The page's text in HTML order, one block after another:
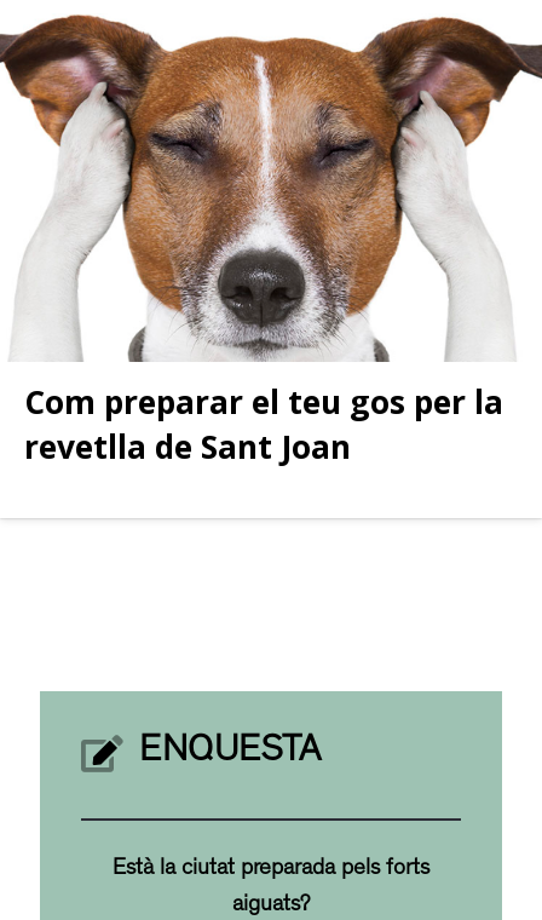
Com preparar el teu gos per la
revetlla de Sant Joan
ENQUESTA
Està la ciutat preparada pels forts
aiguats?